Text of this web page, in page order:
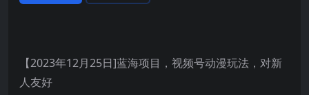
【2023年12月25日]蓝海项目，视频号动漫玩法，对新
人友好